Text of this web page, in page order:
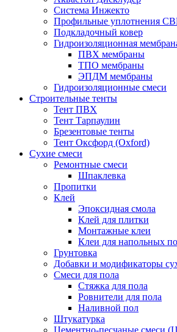
Система Инжекто
Профильные уплотнения
Подкладочный ковер
Гидроизоляционная
ПВХ мембраны
ТПО мембраны
ЭПДМ мембраны
Гидроизоляционные смеси
Строительные тенты
Тент ПВХ
Тент Тарпаулин
Брезентовые тенты
Тент Оксфорд (Oxford)
Сухие смеси
Ремонтные смеси
Шпаклевка
Пропитки
Клей
Эпоксидная смола
Клей для плитки
Монтажные клеи
Клеи для напольных
Грунтовка
Добавки и модификаторы
Смеси для пола
Стяжка для пола
Ровнители для пола
Наливной пол
Штукатурка
Цементно-песчаные смеси